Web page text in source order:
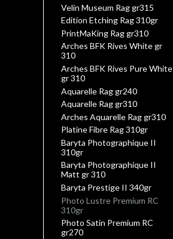
Velin Museum Rag gr315
Edition Etching Rag 310gr
PrintMaKing Rag gr310
Arches BFK Rives White gr
310
Arches BFK Rives Pure White
gr 310
Aquarelle Rag gr240
Aquarelle Rag gr310
Arches Aquarelle Rag gr310
Platine Fibre Rag 310gr
Baryta Photographique II
310gr
Baryta Photographique II
Matt gr 310
Baryta Prestige II 340gr
Photo Lustre Premium RC
310gr
Photo Satin Premium RC
gr270